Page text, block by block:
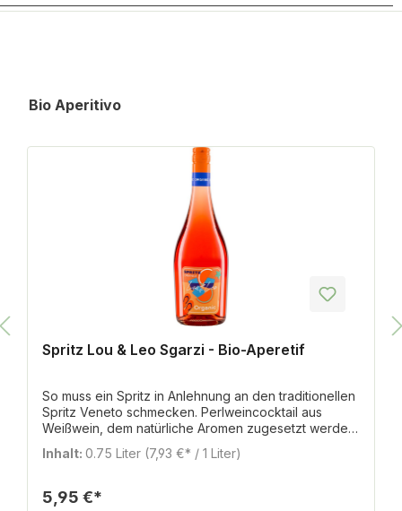
Produktgalerie überspringen
Bio Aperitivo
Spritz Lou & Leo Sgarzi - Bio-Aperetif
So muss ein Spritz in Anlehnung an den traditionellen
Spritz Veneto schmecken. Perlweincocktail aus
Weißwein, dem natürliche Aromen zugesetzt werden.
In der Nase Noten von Äpfeln und exotischen
Früchten mit den natürlichen Noten von Bitterorangen
herrlich abgepuffert durch eine feine Fruchtsüße.
Inhalt: 0.75 Liter (7,93 €* / 1 Liter)
5,95 €*